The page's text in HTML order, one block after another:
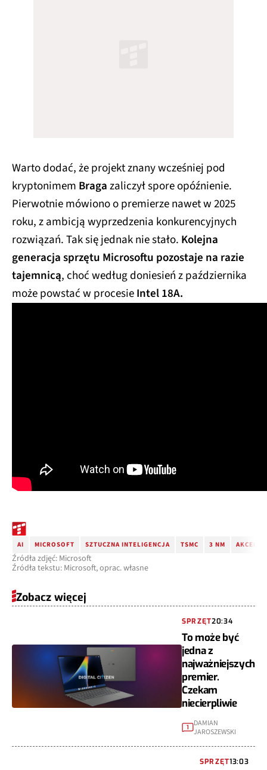
Warto dodać, że projekt znany wcześniej pod
kryptonimem Bragazaliczył spore opóźnienie.
Pierwotnie mówiono o premierze nawet w 2025
roku, z ambicją wyprzedzenia konkurencyjnych
rozwiązań. Tak się jednak nie stało. Kolejna
generacja sprzętu Microsoftu pozostaje na razie
tajemnicą, choć według doniesień z października
może powstać w procesieIntel 18A.
AI MICROSOFT SZTUCZNA INTELIGENCJA TSMC 3 NM
Źródła zdjęć: Microsoft
Źródła tekstu: Microsoft, oprac. własne
Zobacz więcej
SPRZĘT20:34
To może być
jedna z
najważniejszych
premier.
Czekam
niecierpliwie
1
DAMIAN
JAROSZEWSKI
SPRZĘT13:03